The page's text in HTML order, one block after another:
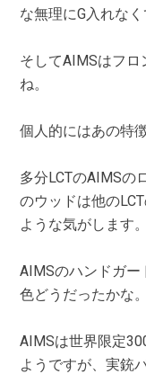
な無理にG入れな
そしてAIMSはフ
ね。
個人的にはあの特
多分LCTのAIMSの
のウッドは他の
ような気がします。
AIMSのハンドガー
色どうだったかな
AIMSは世界限定
ようですが、実銃